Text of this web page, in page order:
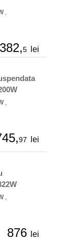
,
382,5 lei
,
97 lei
,
876 lei